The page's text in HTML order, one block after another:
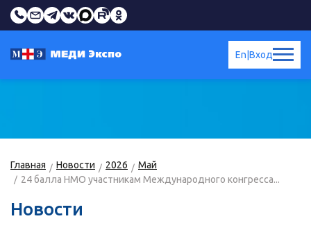
Вход
En
Главная Новости 2026
Май
24 балла НМО участникам Международного конгресса...
Новости